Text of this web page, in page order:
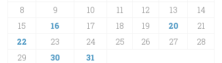
8
9 10 11 12 13
14
15
16 17 18 19 20
21
22
23 24 25 26 27
28
29
30
31